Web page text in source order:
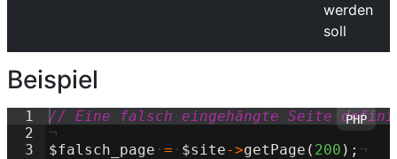
werden
soll
Beispiel
1
2
3
// Eine falsch eingehängte Seite
¬
$falsch_page · = · $site->getPage ( 200 ) ; ¬